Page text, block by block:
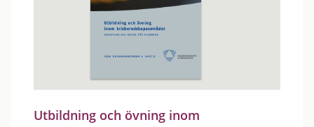
Utbildning och övning inom